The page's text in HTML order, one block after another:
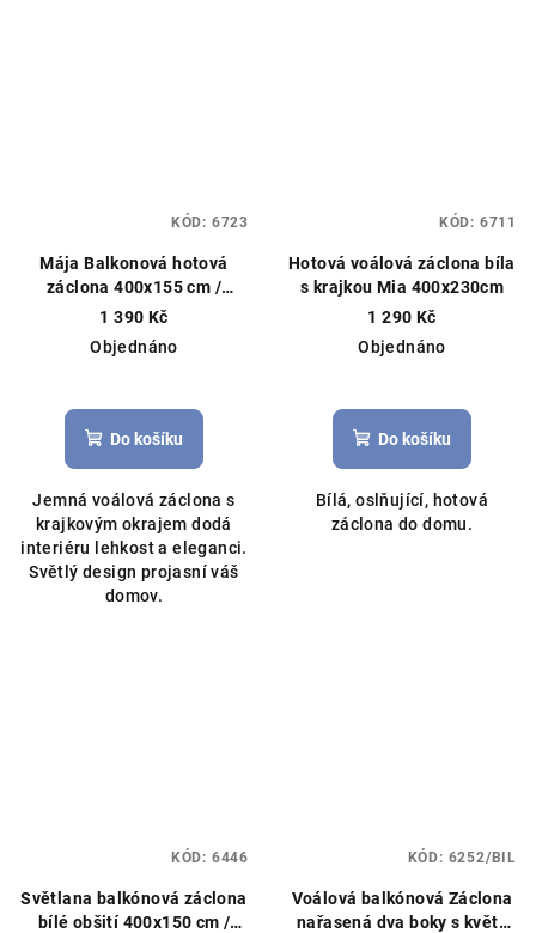
Mája Balkonová hotová
záclona 400x155 cm /
200x230 cm bíláČistý voál
doplněný krajkou, můžeme
ušít na míru
1 390 Kč
Objednáno
Do košíku
Jemná voálová záclona s
krajkovým okrajem dodá
interiéru lehkost a eleganci.
Světlý design projasní váš
domov.
KÓD: 6723
Hotová voálová záclona bíla
s krajkou Mia 400x230cm
1 290 Kč
Objednáno
Do košíku
Bílá, oslňující, hotová
záclona do domu.
KÓD: 6711
Světlana balkónová záclona
bílé obšití 400x150 cm /
KÓD: 6446
Voálová balkónová Záclona
nařasená dva boky s květy
KÓD: 6252/BIL